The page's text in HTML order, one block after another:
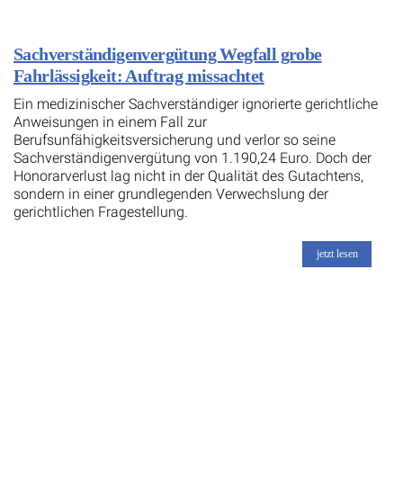
Sachverständigenvergütung Wegfall grobe
Fahrlässigkeit: Auftrag missachtet
Ein medizinischer Sachverständiger ignorierte gerichtliche
Anweisungen in einem Fall zur
Berufsunfähigkeitsversicherung und verlor so seine
Sachverständigenvergütung von 1.190,24 Euro. Doch der
Honorarverlust lag nicht in der Qualität des Gutachtens,
sondern in einer grundlegenden Verwechslung der
gerichtlichen Fragestellung.
jetzt lesen